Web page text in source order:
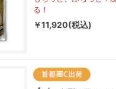
る！
￥11,920(税込)